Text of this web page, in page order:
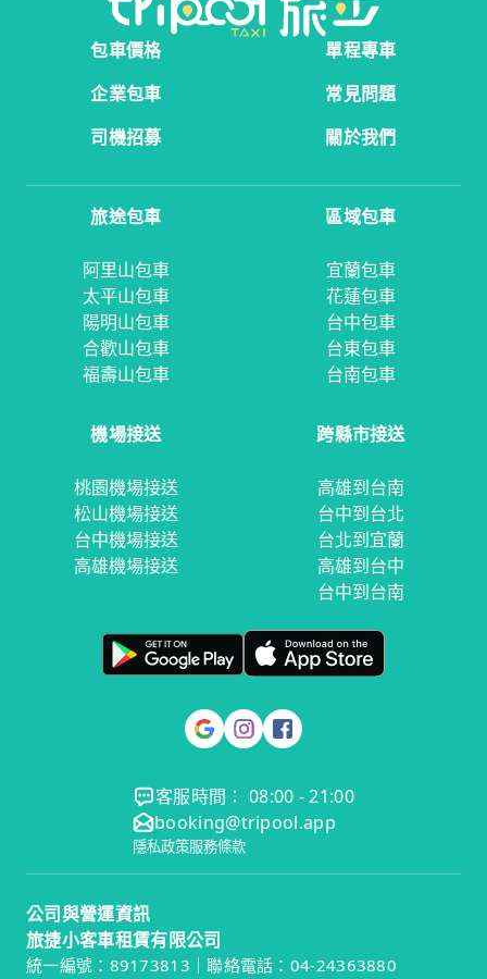
包車價格
單程專車
企業包車
常見問題
司機招募
關於我們
旅途包車
阿里山包車
太平山包車
陽明山包車
合歡山包車
福壽山包車
區域包車
宜蘭包車
花蓮包車
台中包車
台東包車
台南包車
機場接送
桃園機場接送
松山機場接送
台中機場接送
高雄機場接送
跨縣市接送
高雄到台南
台中到台北
台北到宜蘭
高雄到台中
台中到台南
客服時間： 08:00 - 21:00
booking@tripool.app
隱私政策服務條款
公司與營運資訊
旅捷小客車租賃有限公司
統一編號：89173813｜聯絡電話：04-24363880